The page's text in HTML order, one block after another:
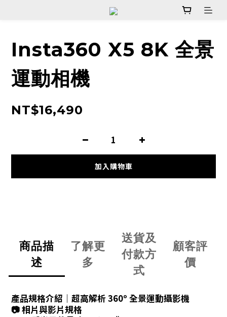
Insta360 X5 8K 全景
運動相機
NT$16,490
加入購物車
商品描
述
了解更
多
送貨及
付款方
式
顧客評
價
產品規格介紹｜超高解析 360º 全景運動攝影機
📷 相片與影片規格